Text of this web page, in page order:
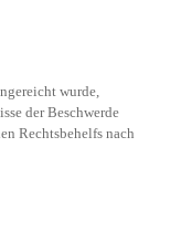
wurde,
der Beschwerde
Rechtsbehelfs nach